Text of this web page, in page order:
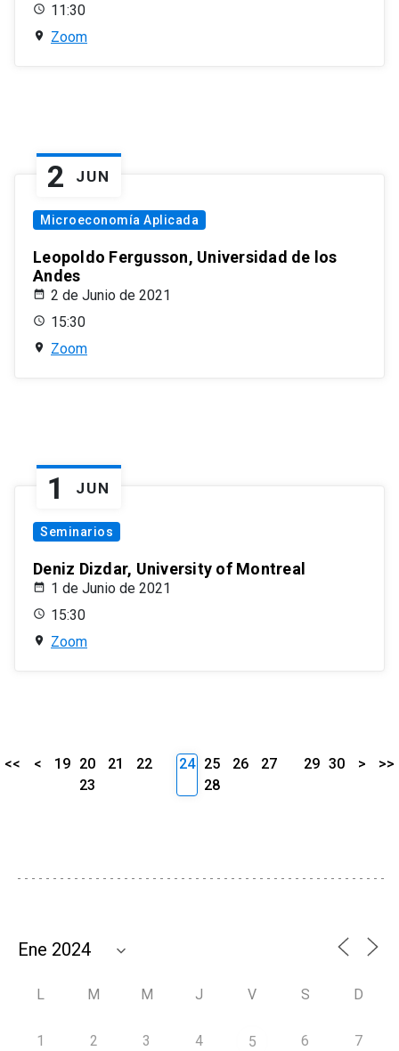
11:30
Zoom
2 JUN
Microeconomía Aplicada
Leopoldo Fergusson, Universidad de los
Andes
2 de Junio de 2021
15:30
Zoom
1 JUN
Seminarios
Deniz Dizdar, University of Montreal
1 de Junio de 2021
15:30
Zoom
<< < 19 20 21
22
23
24 25 26
27
28
29 30 > >>
L M M J V S D
1 2 3 4 5 6 7